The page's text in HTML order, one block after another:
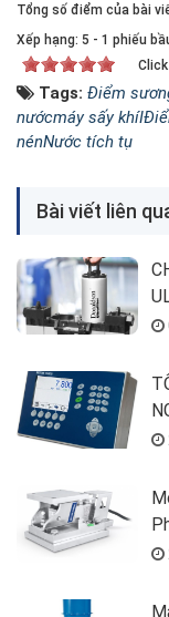
Tổng số điểm của bài
Xếp hạng: 5 - 1 phiếu
Tags: Điểm
nướcmáy sấy khíI
nénNước tích tụ
Bài viết liên